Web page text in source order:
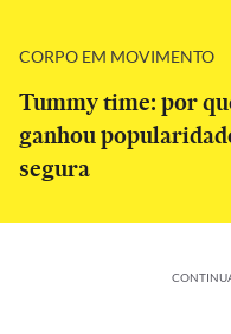
CORPO EM MOVIMENTO
Tummy time: por
ganhou
segura